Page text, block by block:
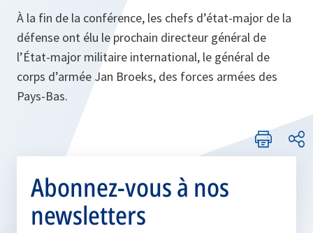
À la fin de la conférence, les chefs d’état-major de la
défense ont élu le prochain directeur général de
l’État-major militaire international, le général de
corps d’armée Jan Broeks, des forces armées des
Pays-Bas.
Abonnez-vous à nos
newsletters